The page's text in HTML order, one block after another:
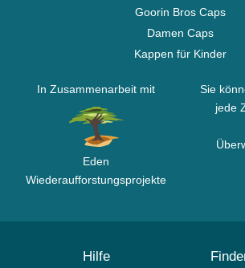
Goorin Bros Caps
Damen Caps
Kappen für Kinder
In Zusammenarbeit mit
Eden
Wiederaufforstungsprojekte
Sie
jede
Hilfe